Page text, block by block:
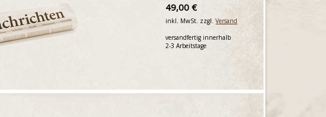
49,00 €
inkl. MwSt. zzgl.Versand
versandfertig innerhalb
2-3 Arbeitstage